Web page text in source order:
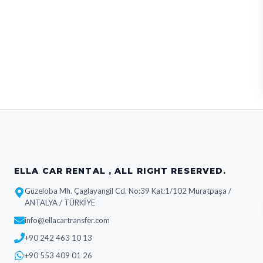
ELLA CAR RENTAL , ALL RIGHT RESERVED.
Güzeloba Mh. Çaglayangil Cd. No:39 Kat:1/102 Muratpaşa /
ANTALYA / TÜRKİYE
info@ellacartransfer.com
+90 242 463 10 13
+90 553 409 01 26